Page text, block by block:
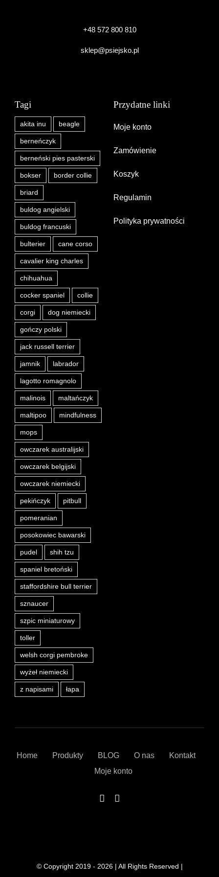
+48 572 800 810
sklep@psiejsko.pl
Tagi
akita inu beagle
berneńczyk
berneński pies pasterski
bokser border collie
briard
buldog angielski
buldog francuski
bulterier cane corso
cavalier king charles
chihuahua
cocker spaniel collie
corgi dog niemiecki
gończy polski
jack russell terrier
jamnik labrador
lagotto romagnolo
malinois maltańczyk
maltipoo mindfulness
mops
owczarek australijski
owczarek belgijski
owczarek niemiecki
pekińczyk pitbull
pomeranian
posokowiec bawarski
pudel shih tzu
spaniel bretoński
staffordshire bull terrier
sznaucer
szpic miniaturowy
toller
welsh corgi pembroke
wyżeł niemiecki
z napisami łapa
Przydatne linki
Moje konto
Zamówienie
Koszyk
Regulamin
Polityka prywatności
Home Produkty BLOG O nas
Kontakt
Moje konto
© Copyright 2019 - 2026 | All Rights Reserved |